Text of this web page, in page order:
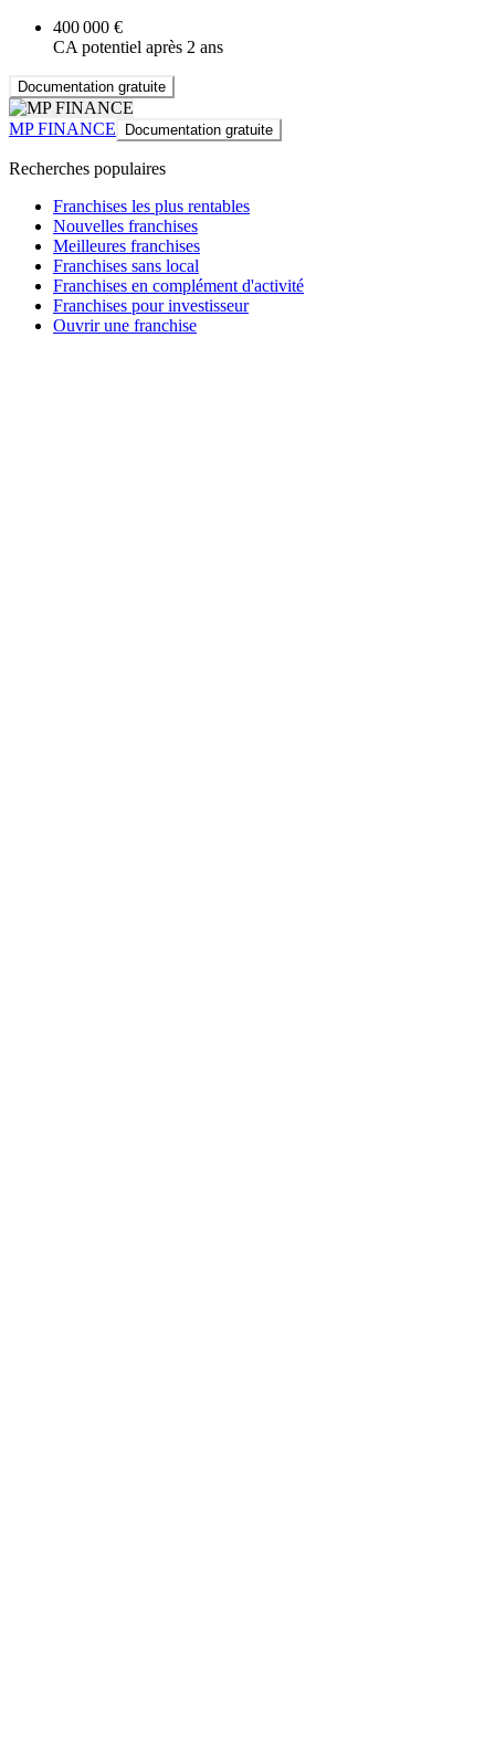
400 000 €
CA potentiel après 2 ans
Documentation gratuite
MP FINANCE Documentation gratuite
Recherches populaires
Franchises les plus rentables
Nouvelles franchises
Meilleures franchises
Franchises sans local
Franchises en complément d'activité
Franchises pour investisseur
Ouvrir une franchise